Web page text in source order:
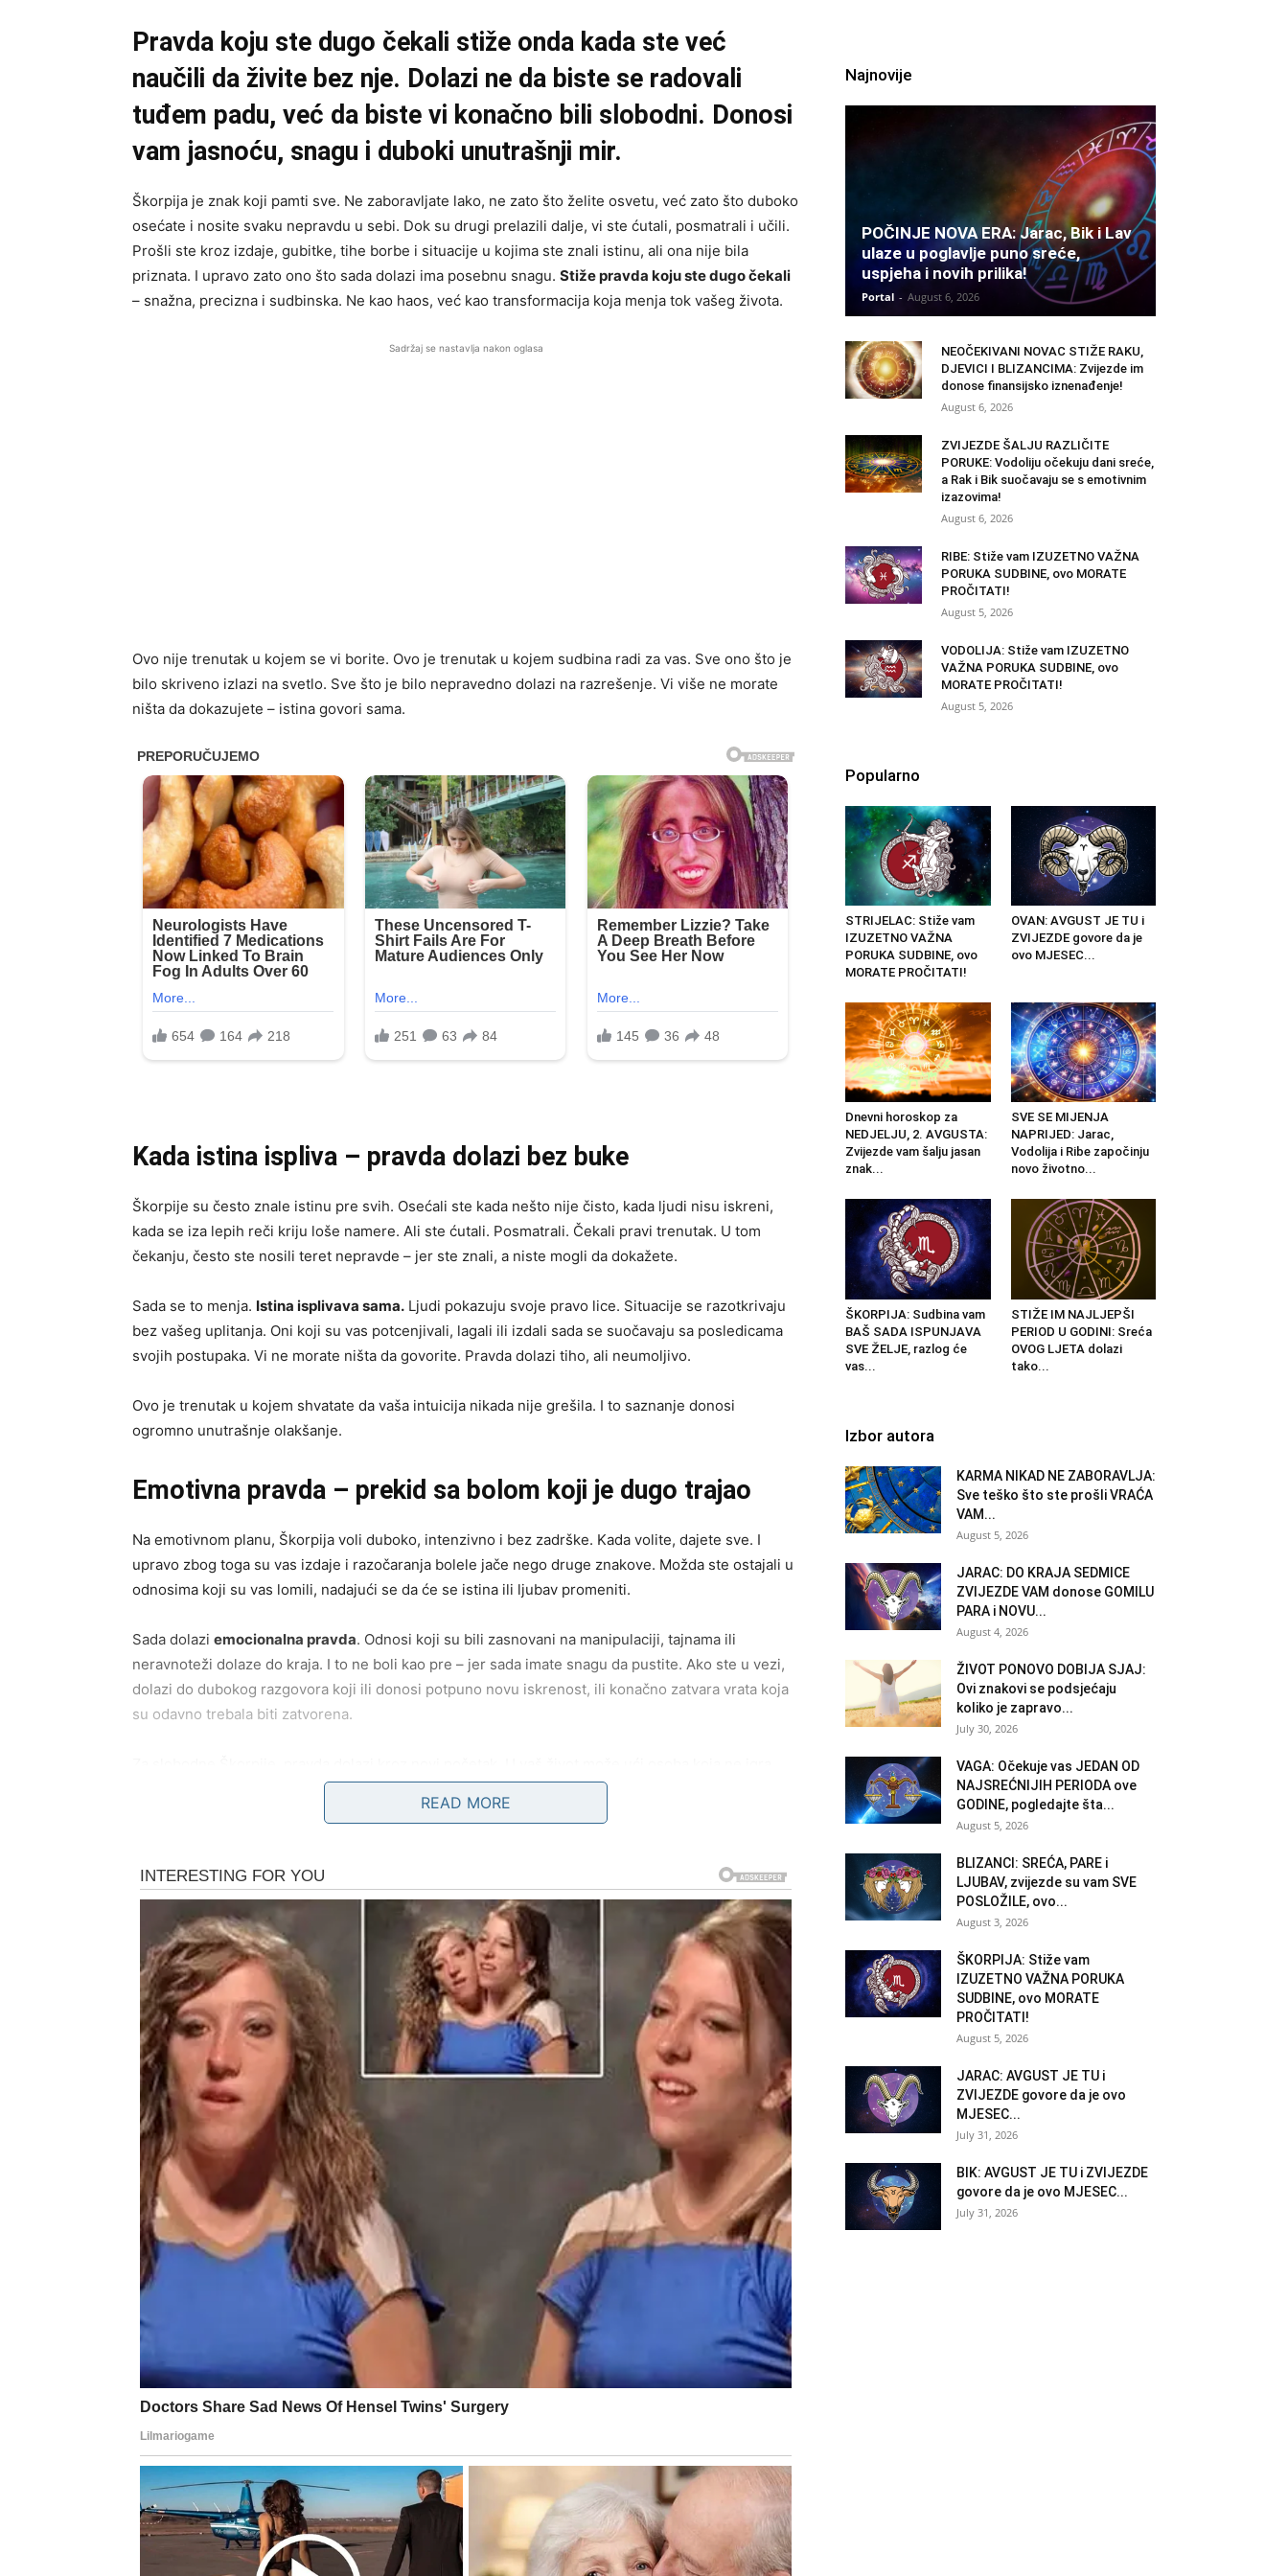
Pravda koju ste dugo čekali stiže onda kada ste već
naučili da živite bez nje. Dolazi ne da biste se radovali
tuđem padu, već da biste vi konačno bili slobodni. Donosi
vam jasnoću, snagu i duboki unutrašnji mir.
Škorpija je znak koji pamti sve. Ne zaboravljate lako, ne zato što želite osvetu, već zato što duboko
osećate i nosite svaku nepravdu u sebi. Dok su drugi prelazili dalje, vi ste ćutali, posmatrali i učili.
Prošli ste kroz izdaje, gubitke, tihe borbe i situacije u kojima ste znali istinu, ali ona nije bila
priznata. I upravo zato ono što sada dolazi ima posebnu snagu. Stiže pravda koju ste dugo čekali
– snažna, precizna i sudbinska. Ne kao haos, već kao transformacija koja menja tok vašeg života.
Sadržaj se nastavlja nakon oglasa
Ovo nije trenutak u kojem se vi borite. Ovo je trenutak u kojem sudbina radi za vas. Sve ono što je
bilo skriveno izlazi na svetlo. Sve što je bilo nepravedno dolazi na razrešenje. Vi više ne morate
ništa da dokazujete – istina govori sama.
Kada istina ispliva – pravda dolazi bez buke
Škorpije su često znale istinu pre svih. Osećali ste kada nešto nije čisto, kada ljudi nisu iskreni,
kada se iza lepih reči kriju loše namere. Ali ste ćutali. Posmatrali. Čekali pravi trenutak. U tom
čekanju, često ste nosili teret nepravde – jer ste znali, a niste mogli da dokažete.
Sada se to menja. Istina isplivava sama. Ljudi pokazuju svoje pravo lice. Situacije se razotkrivaju
bez vašeg uplitanja. Oni koji su vas potcenjivali, lagali ili izdali sada se suočavaju sa posledicama
svojih postupaka. Vi ne morate ništa da govorite. Pravda dolazi tiho, ali neumoljivo.
Ovo je trenutak u kojem shvatate da vaša intuicija nikada nije grešila. I to saznanje donosi
ogromno unutrašnje olakšanje.
Emotivna pravda – prekid sa bolom koji je dugo trajao
Na emotivnom planu, Škorpija voli duboko, intenzivno i bez zadrške. Kada volite, dajete sve. I
upravo zbog toga su vas izdaje i razočaranja bolele jače nego druge znakove. Možda ste ostajali u
odnosima koji su vas lomili, nadajući se da će se istina ili ljubav promeniti.
Sada dolazi emocionalna pravda. Odnosi koji su bili zasnovani na manipulaciji, tajnama ili
neravnoteži dolaze do kraja. I to ne boli kao pre – jer sada imate snagu da pustite. Ako ste u vezi,
dolazi do dubokog razgovora koji ili donosi potpuno novu iskrenost, ili konačno zatvara vrata koja
su odavno trebala biti zatvorena.
igre, koja ne skriva istinu i koja ne pokušava da vas kontroliše. Ljubav se sada gradi na poverenju,
Karmička pravda – dugovi se vraćaju, ali vi ste slobodni
Škorpija je znak karme i transformacije. Sve što ste prošli imalo je dublji smisao, čak i onda kada
vam se činilo suviše bolno. Nepravde koje ste doživeli nisu bile kazna, već lekcija – o granicama,
samopoštovanju i snazi.
Sada sekarmički krug zatvara
. Oni koji su vam naneli nepravdu suočavaju se sa sopstvenim
postupcima. Ali najvažnije je to što vi više niste vezani za prošlost. Vi ne čekate izvinjenje. Ne
čekate priznanje. Pravda dolazi u obliku slobode – oslobađanja od bola, besa i potrebe da se
vraćate unazad.
Poslovna pravda – moć se vraća u vaše ruke
Na poslovnom planu, Škorpije su često bile potcenjene ili pogrešno shvaćene. Vaša dubina, fokus
i sposobnost da vidite ono što drugi ne vide ponekad su izazivali strah ili zavist. Možda su vam
uskraćene prilike, priznanja ili ste bili gurnuti u senku.
pravda kroz povratak moći
. Možda dobijate priliku koja vam vraća autoritet. Možda se
otvara put ka nečemu što ste dugo želeli, ali niste mogli da ostvarite. Neki od vas shvataju da je
vreme da preuzmu kontrolu – da započnu nešto svoje ili da se povuku iz okruženja koje ih je
sputavalo.
Ovo je period u kojem shvatate koliko ste zapravo jaki. I više se ne bojite te snage.
Unutrašnja pravda – prestajete da nosite tuđu krivicu
READ MORE
Najnovije
POČINJE NOVA ERA: Jarac, Bik i Lav
ulaze u poglavlje puno sreće,
uspjeha i novih prilika!
Portal - August 6, 2026
NEOČEKIVANI NOVAC STIŽE RAKU,
DJEVICI I BLIZANCIMA: Zvijezde im
donose finansijsko iznenađenje!
August 6, 2026
ZVIJEZDE ŠALJU RAZLIČITE
PORUKE: Vodoliju očekuju dani sreće,
a Rak i Bik suočavaju se s emotivnim
izazovima!
August 6, 2026
RIBE: Stiže vam IZUZETNO VAŽNA
PORUKA SUDBINE, ovo MORATE
PROČITATI!
August 5, 2026
VODOLIJA: Stiže vam IZUZETNO
VAŽNA PORUKA SUDBINE, ovo
MORATE PROČITATI!
August 5, 2026
Popularno
STRIJELAC: Stiže vam
IZUZETNO VAŽNA
PORUKA SUDBINE, ovo
MORATE PROČITATI!
OVAN: AVGUST JE TU i
ZVIJEZDE govore da je
ovo MJESEC...
Dnevni horoskop za
NEDJELJU, 2. AVGUSTA:
Zvijezde vam šalju jasan
znak...
SVE SE MIJENJA
NAPRIJED: Jarac,
Vodolija i Ribe započinju
novo životno...
ŠKORPIJA: Sudbina vam
BAŠ SADA ISPUNJAVA
SVE ŽELJE, razlog će
vas...
STIŽE IM NAJLJEPŠI
PERIOD U GODINI: Sreća
OVOG LJETA dolazi
tako...
Izbor autora
KARMA NIKAD NE ZABORAVLJA:
Sve teško što ste prošli VRAĆA
VAM...
August 5, 2026
JARAC: DO KRAJA SEDMICE
ZVIJEZDE VAM donose GOMILU
PARA i NOVU...
August 4, 2026
ŽIVOT PONOVO DOBIJA SJAJ:
Ovi znakovi se podsjećaju
koliko je zapravo...
July 30, 2026
VAGA: Očekuje vas JEDAN OD
NAJSREĆNIJIH PERIODA ove
GODINE, pogledajte šta...
August 5, 2026
BLIZANCI: SREĆA, PARE i
LJUBAV, zvijezde su vam SVE
POSLOŽILE, ovo...
August 3, 2026
ŠKORPIJA: Stiže vam
IZUZETNO VAŽNA PORUKA
SUDBINE, ovo MORATE
PROČITATI!
August 5, 2026
JARAC: AVGUST JE TU i
ZVIJEZDE govore da je ovo
MJESEC...
July 31, 2026
BIK: AVGUST JE TU i ZVIJEZDE
govore da je ovo MJESEC...
July 31, 2026